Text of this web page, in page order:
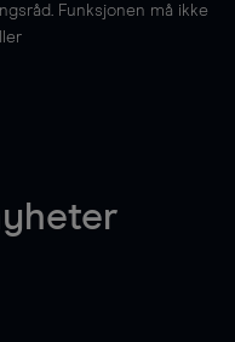
Funksjonen må ikke